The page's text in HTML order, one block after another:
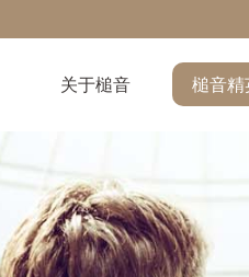
关于槌音 槌音精